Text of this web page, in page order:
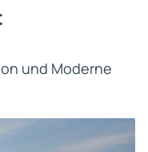
und Moderne